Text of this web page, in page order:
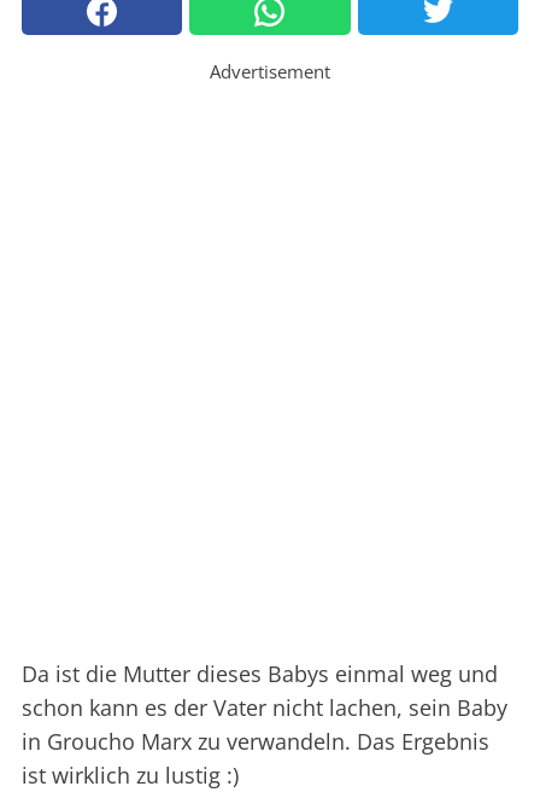
Advertisement
Da ist die Mutter dieses Babys einmal weg und
schon kann es der Vater nicht lachen, sein Baby
in Groucho Marx zu verwandeln. Das Ergebnis
ist wirklich zu lustig :)